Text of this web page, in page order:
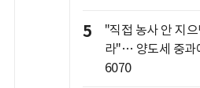
5
"직접 농사 안 지
라"… 양도세 중과
6070